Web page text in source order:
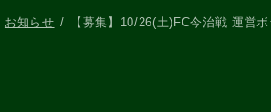
お知らせ 【募集】10/26(土)FC今治戦 運営